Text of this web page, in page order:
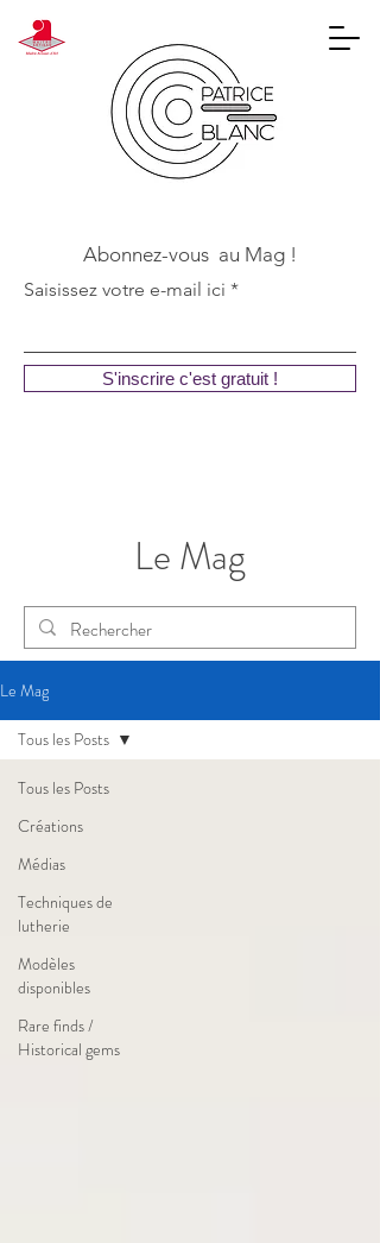
Abonnez-vous au Mag !
Saisissez votre e-mail ici
S'inscrire c'est gratuit !
Le Mag
Le Mag
Tous les Posts
Créations
Médias
Techniques de
lutherie
Modèles
disponibles
Rare finds /
Historical gems
Tous les Posts